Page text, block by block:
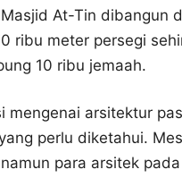
At-Tin dibangun
ribu meter persegi
10 ribu jemaah.
mengenai arsitektur
perlu diketahui.
para arsitek